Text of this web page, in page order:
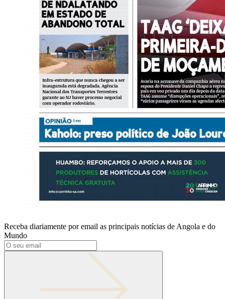
Receba diariamente por email as principais notícias de Angola e do
Mundo